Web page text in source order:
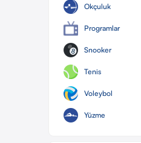
Okçuluk
Programlar
Snooker
Tenis
Voleybol
Yüzme